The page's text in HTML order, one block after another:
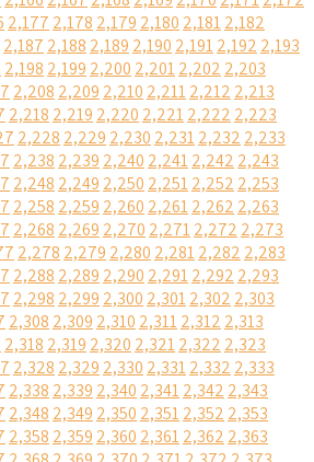
2,177 2,178 2,179 2,180 2,1812,182
2,187 2,188 2,189 2,190 2,1912,192 2,193
2,198 2,199 2,200 2,2012,202 2,203
2,208 2,209 2,210 2,2112,212 2,213
2,218 2,219 2,220 2,2212,222 2,223
2,228 2,229 2,230 2,2312,232 2,233
2,238 2,239 2,240 2,2412,242 2,243
2,248 2,249 2,250 2,2512,252 2,253
2,258 2,259 2,260 2,2612,262 2,263
2,268 2,269 2,270 2,2712,272 2,273
2,278 2,279 2,280 2,2812,282 2,283
2,288 2,289 2,290 2,2912,292 2,293
2,298 2,299 2,300 2,3012,302 2,303
2,308 2,309 2,310 2,3112,312 2,313
2,318 2,319 2,320 2,3212,322 2,323
2,328 2,329 2,330 2,3312,332 2,333
2,338 2,339 2,340 2,3412,342 2,343
2,348 2,349 2,350 2,3512,352 2,353
2,358 2,359 2,360 2,3612,362 2,363